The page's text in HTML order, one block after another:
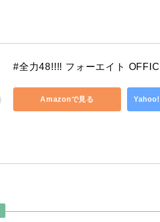
#全力48!!!! フォーエイト
Amazonで見る Yahoo!